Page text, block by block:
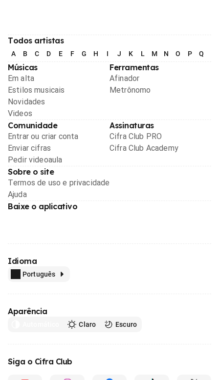
Todos artistas
A B C D E F G H I J K L M N O P Q
Músicas
Em alta
Estilos musicais
Novidades
Videos
Ferramentas
Afinador
Metrônomo
Comunidade
Entrar ou criar conta
Enviar cifras
Pedir videoaula
Assinaturas
Cifra Club PRO
Cifra Club Academy
Sobre o site
Termos de uso e privacidade
Ajuda
Baixe o aplicativo
Idioma
Português
Aparência
Claro Escuro
Siga o Cifra Club